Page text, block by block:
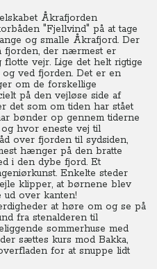
Åkrafjorden
"Fjellvind" på at tage
og smalle Åkrafjord. Der
fjorden, der nærmest er
vejr. Lige det helt rigtige
ved fjorden. Det er en
om de forskellige
på den vejløse side af
det som om tiden har stået
bønder op gennem tiderne
hvor eneste vej til
over fjorden til sydsiden,
hænger på den bratte
i den dybe fjord. Et
Enkelte steder
klipper, at børnene blev
over kanten!
at høre om og se på
fra stenalderen til
sommerhuse med
sættes kurs mod Bakka,
for at snuppe lidt